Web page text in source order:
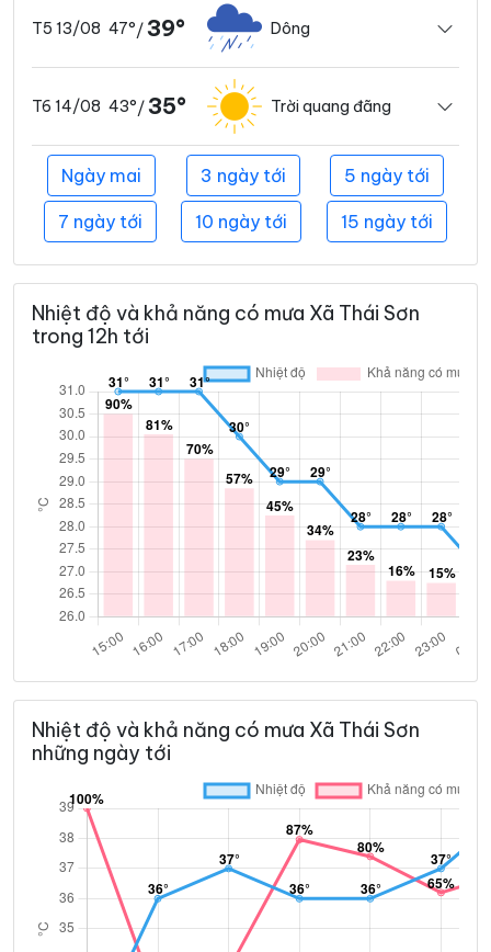
T5 13/08 47°/ 39° Dông
T6 14/08 43°/ 35° Trời quang đãng
Ngày mai 3 ngày tới 5 ngày tới
7 ngày tới 10 ngày tới 15 ngày tới
Nhiệt độ và khả năng có mưa Xã Thái Sơn
trong 12h tới
Nhiệt độ và khả năng có mưa Xã Thái Sơn
những ngày tới